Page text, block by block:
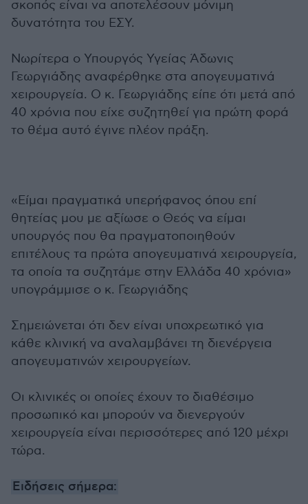
σκοπός είναι να αποτελέσουν μόνιμη
δυνατότητα του ΕΣΥ.
Νωρίτερα ο Υπουργός Υγείας Άδωνις
Γεωργιάδης αναφέρθηκε στα απογευματινά
χειρουργεία. Ο κ. Γεωργιάδης είπε ότι μετά από
40 χρόνια που είχε συζητηθεί για πρώτη φορά
το θέμα αυτό έγινε πλέον πράξη.
«Είμαι πραγματικά υπερήφανος όπου επί
θητείας μου με αξίωσε ο Θεός να είμαι
υπουργός που θα πραγματοποιηθούν
επιτέλους τα πρώτα απογευματινά χειρουργεία,
τα οποία τα συζητάμε στην Ελλάδα 40 χρόνια»
υπογράμμισε ο κ. Γεωργιάδης
Σημειώνεται ότι δεν είναι υποχρεωτικό για
κάθε κλινική να αναλαμβάνει τη διενέργεια
απογευματινών χειρουργείων.
Οι κλινικές οι οποίες έχουν το διαθέσιμο
προσωπικό και μπορούν να διενεργούν
χειρουργεία είναι περισσότερες από 120 μέχρι
τώρα.
Ειδήσεις σήμερα: